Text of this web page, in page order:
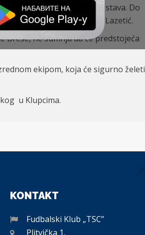
će zavisiti od nas i našeg stava. Do
shvatiti“, zaključio je Lazetić.
Breše, ne sumnja da će predstojeća
ekipom, koja će sigurno želeti
u Klupcima.
KONTAKT
Fudbalski Klub „TSC”
Plitvička 1.